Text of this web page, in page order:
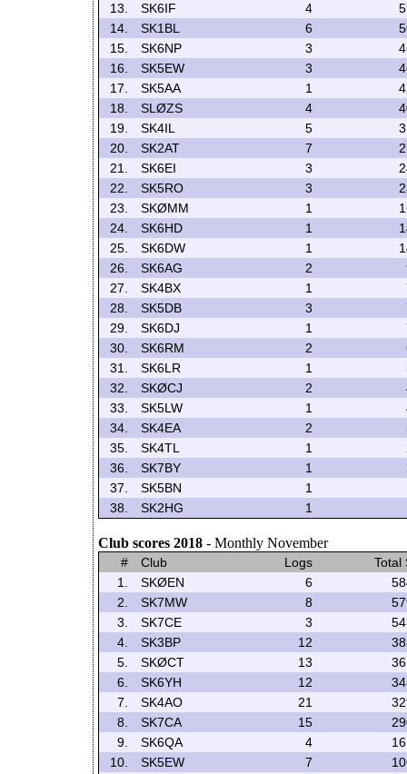
13.
SK6IF 4
14.
SK1BL 6
15.
SK6NP 3
16.
SK5EW 3
17.
SK5AA 1
18.
SLØZS 4
19.
SK4IL 5
20.
SK2AT 7
21.
SK6EI 3
22.
SK5RO 3
23.
SKØMM 1
24.
SK6HD 1
25.
SK6DW 1
26.
SK6AG 2
27.
SK4BX 1
28.
SK5DB 3
29.
SK6DJ 1
30.
SK6RM 2
31.
SK6LR 1
32.
SKØCJ 2
33.
SK5LW 1
34.
SK4EA 2
35.
SK4TL 1
36.
SK7BY 1
37.
SK5BN 1
38.
SK2HG 1
Club scores 2018 - Monthly November
# Club Logs
Total
1.
SKØEN 6
2.
SK7MW 8
3.
SK7CE 3
4.
SK3BP 12
5.
SKØCT 13
6.
SK6YH 12
7.
SK4AO 21
8.
SK7CA 15
9.
SK6QA 4
10.
SK5EW 7